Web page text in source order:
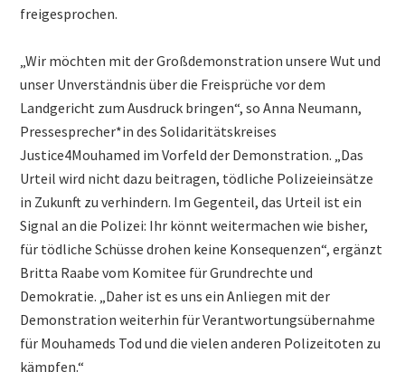
freigesprochen.
„Wir möchten mit der Großdemonstration unsere Wut und
unser Unverständnis über die Freisprüche vor dem
Landgericht zum Ausdruck bringen“, so Anna Neumann,
Pressesprecher*in des Solidaritätskreises
Justice4Mouhamed im Vorfeld der Demonstration. „Das
Urteil wird nicht dazu beitragen, tödliche Polizeieinsätze
in Zukunft zu verhindern. Im Gegenteil, das Urteil ist ein
Signal an die Polizei: Ihr könnt weitermachen wie bisher,
für tödliche Schüsse drohen keine Konsequenzen“, ergänzt
Britta Raabe vom Komitee für Grundrechte und
Demokratie. „Daher ist es uns ein Anliegen mit der
Demonstration weiterhin für Verantwortungsübernahme
für Mouhameds Tod und die vielen anderen Polizeitoten zu
kämpfen.“